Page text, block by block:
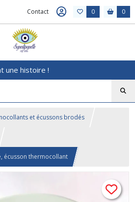
Contact 0 0
une histoire !
et écussons brodés
écusson thermocollant